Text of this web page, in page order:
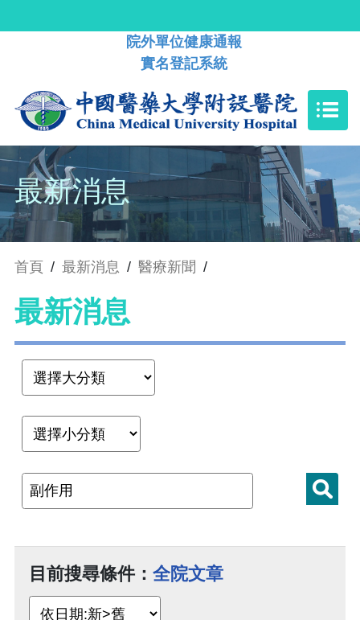
院外單位健康通報
實名登記系統
最新消息
首頁 / 最新消息 / 醫療新聞 /
最新消息
目前搜尋條件： 全院文章